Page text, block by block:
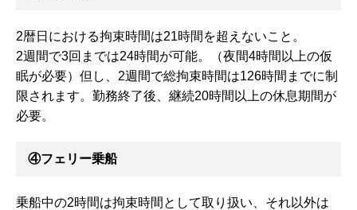
2暦日における拘束時間は21時間を超えないこと。
2週間で3回までは24時間が可能。（夜間4時間以上の仮
眠が必要）但し、2週間で総拘束時間は126時間までに制
限されます。勤務終了後、継続20時間以上の休息期間が
必要。
④フェリー乗船
乗船中の2時間は拘束時間として取り扱い、それ以外は